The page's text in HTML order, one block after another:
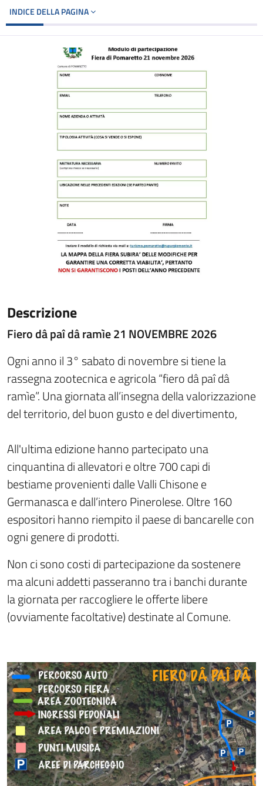
INDICE DELLA PAGINA
Descrizione
Fiero dâ paî dâ ramìe21 NOVEMBRE 2026
Ogni anno il 3° sabato di novembre si tiene la
rassegna zootecnica e agricola “fiero dâ paî dâ
ramìe”. Una giornata all’insegna della valorizzazione
del territorio, del buon gusto e del divertimento,
All'ultima edizione hanno partecipato una
cinquantina di allevatori e oltre 700 capi di
bestiame provenienti dalle Valli Chisone e
Germanasca e dall’intero Pinerolese. Oltre 160
espositori hanno riempito il paese di bancarelle con
ogni genere di prodotti.
Non ci sono costi di partecipazione da sostenere
ma alcuni addetti passeranno tra i banchi durante
la giornata per raccogliere le offerte libere
(ovviamente facoltative) destinate al Comune.